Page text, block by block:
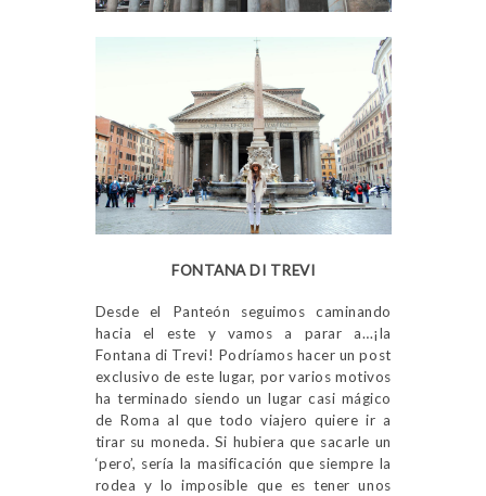
FONTANA DI TREVI
Desde el Panteón seguimos caminando
hacia el este y vamos a parar a…¡la
Fontana di Trevi! Podríamos hacer un post
exclusivo de este lugar, por varios motivos
ha terminado siendo un lugar casi mágico
de Roma al que todo viajero quiere ir a
tirar su moneda. Si hubiera que sacarle un
‘pero’, sería la masificación que siempre la
rodea y lo imposible que es tener unos